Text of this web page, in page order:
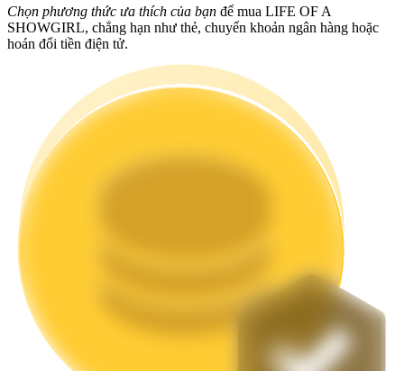
Lợi nhuận cao và truy cập ngay lập tức
Chọn phương thức ưa thích của bạn để mua LIFE OF A
SHOWGIRL, chẳng hạn như thẻ, chuyển khoản ngân hàng hoặc
hoán đổi tiền điện tử.